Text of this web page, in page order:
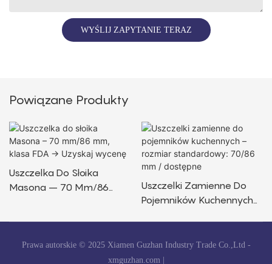
WYŚLIJ ZAPYTANIE TERAZ
Powiązane Produkty
Uszczelka Do Słoika
Masona – 70 Mm/86
Uszczelki Zamienne Do
Pojemników Kuchennych
Prawa autorskie © 2025 Xiamen Guzhan Industry Trade Co.,Ltd -
xmguzhan.com |